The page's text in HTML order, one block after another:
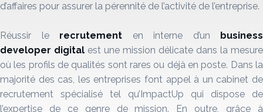
d’affaires pour assurer la pérennité de l’activité de l’entreprise.
Réussir le recrutement en interne d’un
business
developer digital est une mission délicate dans la mesure
où les profils de qualités sont rares ou déjà en poste. Dans la
majorité des cas, les entreprises font appel à un cabinet de
recrutement spécialisé tel qu’ImpactUp qui dispose de
l’expertise de ce genre de mission. En outre, grâce à